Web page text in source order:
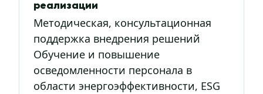
реализации
Методическая, консультационная
поддержка внедрения решений
Обучение и повышение
осведомленности персонала в
области энергоэффективности, ESG